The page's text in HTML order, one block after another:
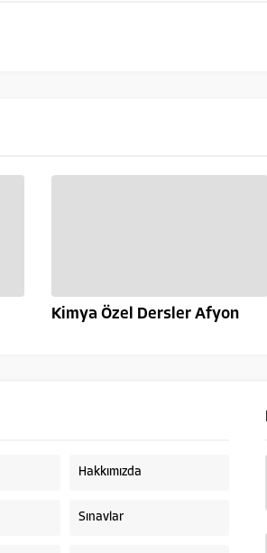
Kimya Özel Dersler Afyon
Hakkımızda
Sınavlar